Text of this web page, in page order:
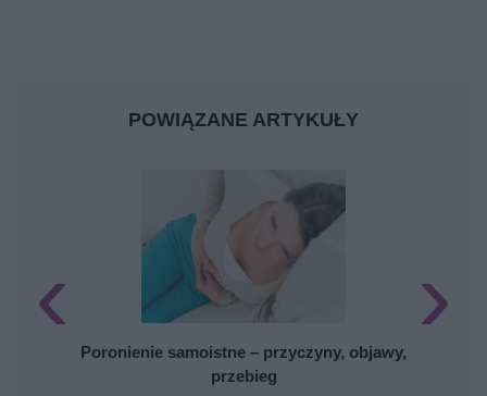
POWIĄZANE ARTYKUŁY
Poronienie samoistne – przyczyny, objawy,
przebieg
‹ ›